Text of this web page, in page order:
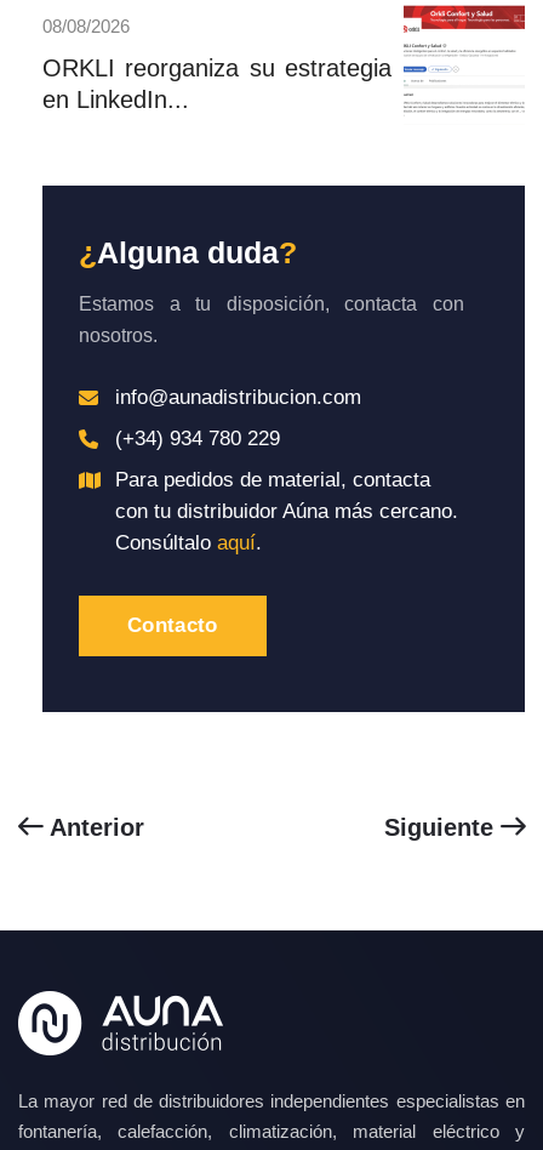
08/08/2026
ORKLI reorganiza su estrategia
en LinkedIn...
¿ Alguna duda?
Estamos a tu disposición, contacta con
nosotros.
info@aunadistribucion.com
(+34) 934 780 229
Para pedidos de material, contacta
con tu distribuidor Aúna más cercano.
Consúltalo aquí.
Contacto
Anterior Siguiente
La mayor red de distribuidores independientes especialistas en
fontanería, calefacción, climatización, material eléctrico y